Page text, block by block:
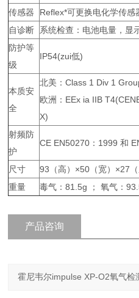
传感器
Reflex*可更换电化学传感
自诊断
系统检查：电池电量，显
防护等
级
IP54(zui低)
本质安
全
北美：Class 1 Div 1
欧洲：EEx ia IIB
X)
射频防
护
CE EN50270：1999 和
尺寸
93（高）×50（宽）×27
重量
毒气：81.5g ； 氧气：
产品咨询